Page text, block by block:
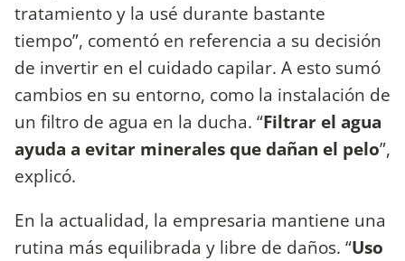
tratamiento y la usé durante bastante
tiempo”, comentó en referencia a su decisión
de invertir en el cuidado capilar. A esto sumó
cambios en su entorno, como la instalación de
un filtro de agua en la ducha. “Filtrar el agua
ayuda a evitar minerales que dañan el pelo”,
explicó.
En la actualidad, la empresaria mantiene una
rutina más equilibrada y libre de daños. “Uso